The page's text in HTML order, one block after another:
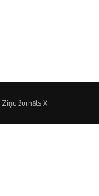
Ziņu žurnāls X